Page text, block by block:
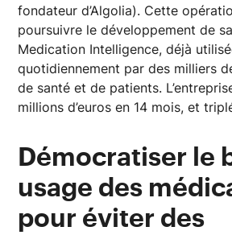
fondateur d’Algolia). Cette
poursuivre le développement de
Medication Intelligence, déjà
quotidiennement par des milliers
de santé et de patients.
millions d’euros en 14 mois, et
Démocratiser le
usage des
pour éviter des